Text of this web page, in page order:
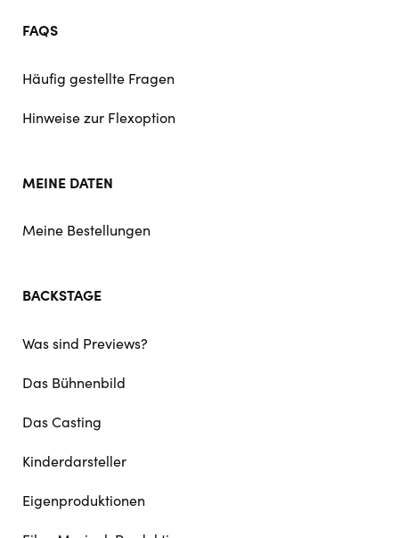
FAQS
Häufig gestellte Fragen
Hinweise zur Flexoption
MEINE DATEN
Meine Bestellungen
BACKSTAGE
Was sind Previews?
Das Bühnenbild
Das Casting
Kinderdarsteller
Eigenproduktionen